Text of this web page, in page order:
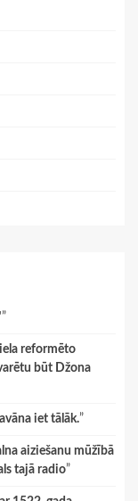
”
reformēto
būt Džona
iet tālāk.”
aiziešanu mūžībā
tajā radio”